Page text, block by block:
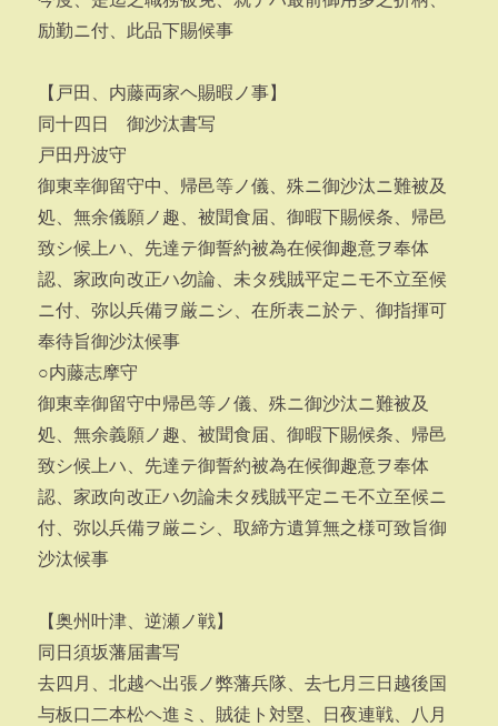
励勤ニ付、此品下賜候事
【戸田、内藤両家ヘ賜暇ノ事】
同十四日 御沙汰書写
戸田丹波守
御東幸御留守中、帰邑等ノ儀、殊ニ御沙汰ニ難被及
処、無余儀願ノ趣、被聞食届、御暇下賜候条、帰邑
致シ候上ハ、先達テ御誓約被為在候御趣意ヲ奉体
認、家政向改正ハ勿論、未タ残賊平定ニモ不立至候
ニ付、弥以兵備ヲ厳ニシ、在所表ニ於テ、御指揮可
奉待旨御沙汰候事
○内藤志摩守
御東幸御留守中帰邑等ノ儀、殊ニ御沙汰ニ難被及
処、無余義願ノ趣、被聞食届、御暇下賜候条、帰邑
致シ候上ハ、先達テ御誓約被為在候御趣意ヲ奉体
認、家政向改正ハ勿論未タ残賊平定ニモ不立至候ニ
付、弥以兵備ヲ厳ニシ、取締方遺算無之様可致旨御
沙汰候事
【奥州叶津、逆瀬ノ戦】
同日須坂藩届書写
去四月、北越ヘ出張ノ弊藩兵隊、去七月三日越後国
与板口二本松ヘ進ミ、賊徒ト対塁、日夜連戦、八月